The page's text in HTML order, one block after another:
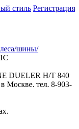
стиль Регистрация
шины/
DUELER H/T 840
Москве. тел. 8-903-